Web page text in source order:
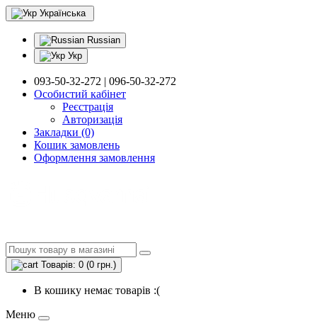
Українська
Russian
Укр
093-50-32-272 | 096-50-32-272
Особистий кабінет
Реєстрація
Авторизація
Закладки (0)
Кошик замовлень
Оформлення замовлення
Товарів: 0 (0 грн.)
В кошику немає товарів :(
Меню